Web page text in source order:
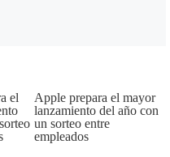
Apple prepara el mayor
lanzamiento del año con
un sorteo entre
empleados